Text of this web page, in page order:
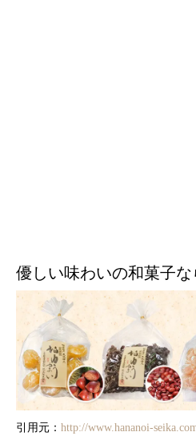
優しい味わいの和菓子な
引用元： http://www.hananoi-